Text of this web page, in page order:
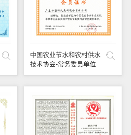
中国农业节水和农村供水
技术协会-常务委员单位